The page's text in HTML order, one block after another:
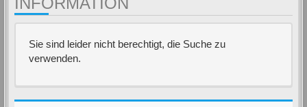
Sie sind leider nicht berechtigt, die Suche zu
verwenden.